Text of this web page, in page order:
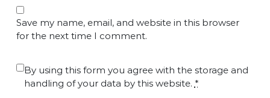
Save my name, email, and website in this browser
for the next time I comment.
By using this form you agree with the storage and
handling of your data by this website. *